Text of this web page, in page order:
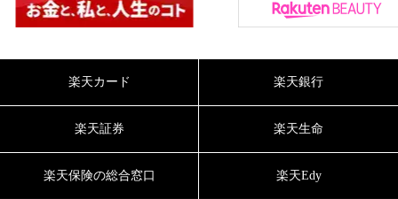
楽天カード 楽天銀行
楽天証券 楽天生命
楽天保険の総合窓口 楽天Edy